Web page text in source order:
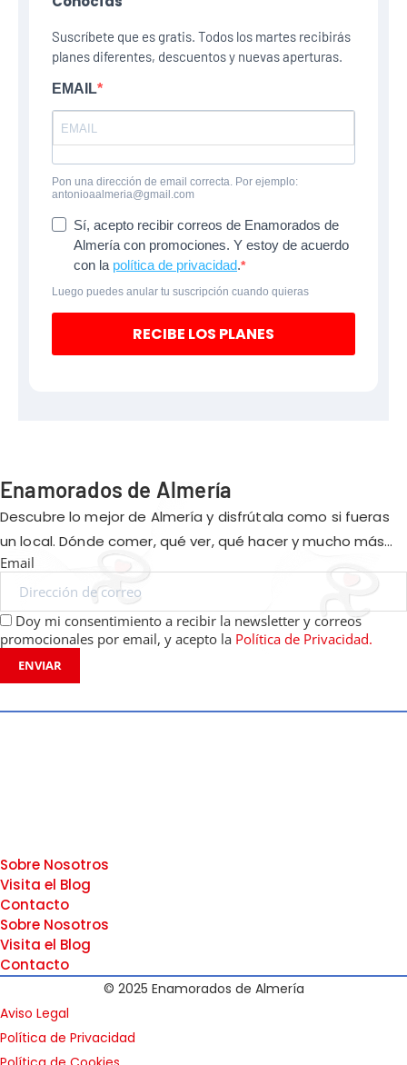
Suscríbete que es gratis. Todos los martes recibirás
planes diferentes, descuentos y nuevas aperturas.
EMAIL
Pon una dirección de email correcta. Por ejemplo:
antonioaalmeria@gmail.com
Sí, acepto recibir correos de Enamorados de
Almería con promociones. Y estoy de acuerdo
con la política de privacidad.
Luego puedes anular tu suscripción cuando quieras
RECIBE LOS PLANES
Enamorados de Almería
Descubre lo mejor de Almería y disfrútala como si fueras
un local. Dónde comer, qué ver, qué hacer y mucho más…
Email
Doy mi consentimiento a recibir la newsletter y correos
promocionales por email, y acepto la Política de Privacidad.
ENVIAR
Sobre Nosotros
Visita el Blog
Contacto
Sobre Nosotros
Visita el Blog
Contacto
© 2025 Enamorados de Almería
Aviso Legal
Política de Privacidad